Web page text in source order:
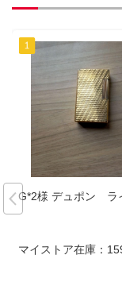
G*2様 デュポン ラ
マイストア在庫：